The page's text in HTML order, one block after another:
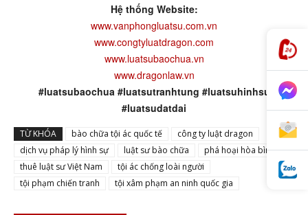
Hệ thống Website:
www.vanphongluatsu.com.vn
www.congtyluatdragon.com
www.luatsubaochua.vn
www.dragonlaw.vn
#luatsubaochua #luatsutranhtung #luatsuhinhsu
#luatsudatdai
TỪ KHÓA bào chữa tội ác quốc tế
công ty luật dragon
dịch vụ pháp lý hình sự
luật sư bào chữa
phá hoại hòa bình
thuê luật sư Việt Nam
tội ác chống loài người
tội phạm chiến tranh
tội xâm phạm an ninh quốc gia